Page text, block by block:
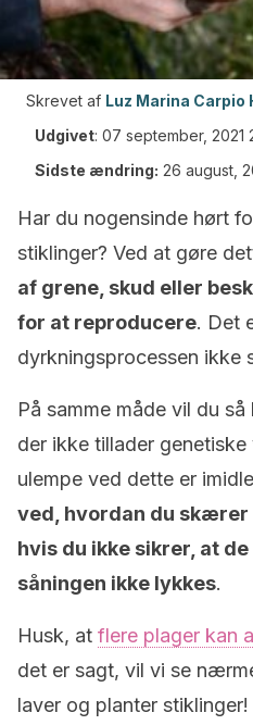
Skrevet af Luz Marina Carpio
Udgivet: 07 september, 2021
Sidste ændring: 26 august,
Har du nogensinde hørt
stiklinger? Ved at gøre
af grene, skud eller
for at reproducere. Det
dyrkningsprocessen ikke
På samme måde vil du
der ikke tillader
ulempe ved dette er
ved, hvordan du
hvis du ikke sikrer, at
såningen ikke lykkes.
Husk, at flere plager kan
det er sagt, vil vi se
laver og planter stiklinger!